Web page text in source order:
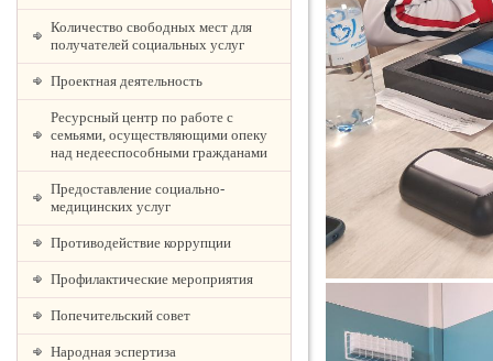
Количество свободных мест для
получателей социальных услуг
Проектная деятельность
Ресурсный центр по работе с
семьями, осуществляющими опеку
над недееспособными гражданами
Предоставление социально-
медицинских услуг
Противодействие коррупции
Профилактические мероприятия
Попечительский совет
Народная эспертиза